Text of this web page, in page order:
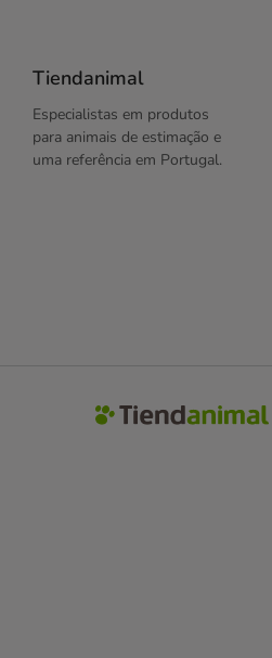
Tiendanimal
Especialistas em produtos
para animais de estimação e
uma referência em Portugal.